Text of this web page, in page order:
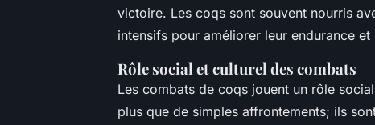
victoire. Les coqs sont souvent nourris
intensifs pour améliorer leur endurance et
Rôle social et culturel des combats
Les combats de coqs jouent un rôle
plus que de simples affrontements; ils